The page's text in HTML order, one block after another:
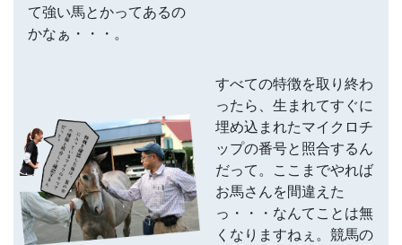
て強い馬とかってあるの
かなぁ・・・。
すべての特徴を取り終わ
ったら、生まれてすぐに
埋め込まれたマイクロチ
ップの番号と照合するん
だって。ここまでやれば
お馬さんを間違えた
っ・・・なんてことは無
くなりますねぇ。競馬の